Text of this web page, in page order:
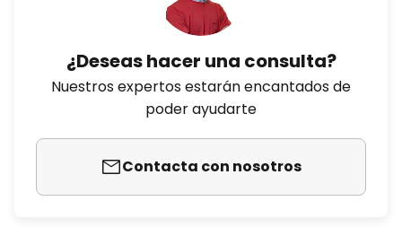
¿Deseas hacer una consulta?
Nuestros expertos estarán encantados de
poder ayudarte
Contacta con nosotros